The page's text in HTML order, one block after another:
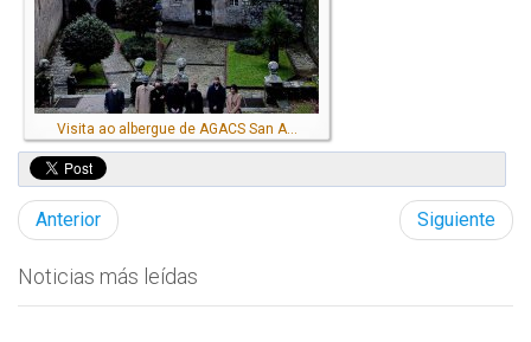
Visita ao albergue de AGACS San A...
Anterior Siguiente
Noticias más leídas